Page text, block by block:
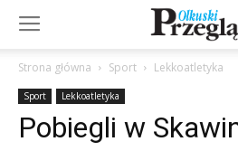
Strona główna Sport Lekkoatletyka
Sport Lekkoatletyka
Pobiegli w